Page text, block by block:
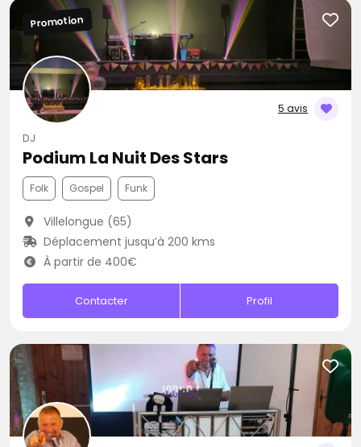
5 avis
Promotion
DJ
Podium La Nuit Des Stars
Folk Gospel Funk
Villelongue (65)
Déplacement jusqu’à 200 kms
À partir de 400€
Contacter Profil